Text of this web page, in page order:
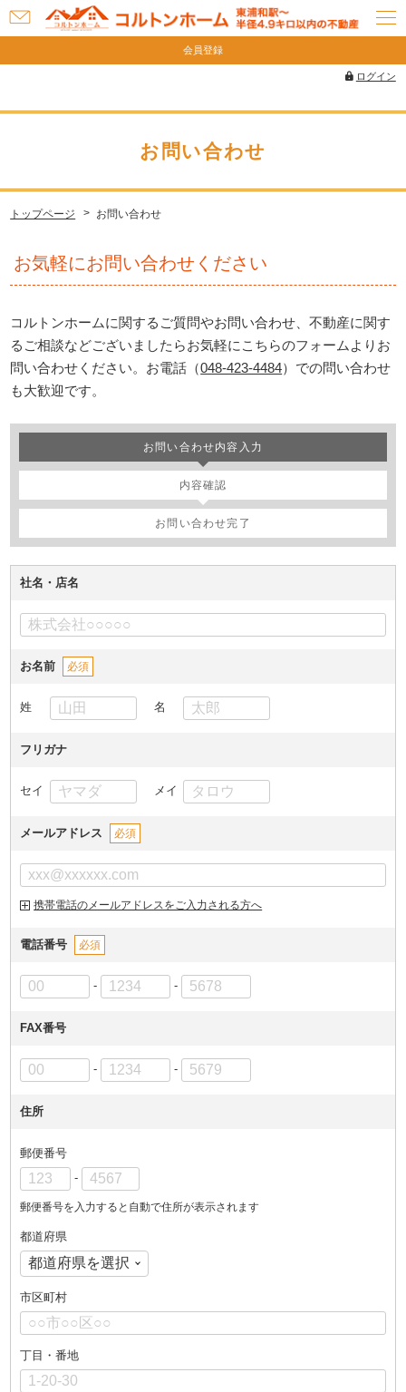
会員登録
ログイン
お
問
お問い合わせ
トップページ お問い合わせ
お気軽にお問い合わせください
コルトンホームに関するご質問やお問い合わせ、不動産に関す
るご相談などございましたらお気軽にこちらのフォームよりお
問い合わせください。お電話（048-423-4484）での問い合わせ
も大歓迎です。
お問い合わせ内容入力
内容確認
お問い合わせ完了
社名・店名
お名前 必須
姓 名
フリガナ
セイ メイ
メールアドレス 必須
携帯電話のメールアドレスをご入力される方へ
電話番号 必須
- -
FAX番号
- -
住所
郵便番号
-
郵便番号を入力すると自動で住所が表示されます
都道府県
市区町村
丁目・番地